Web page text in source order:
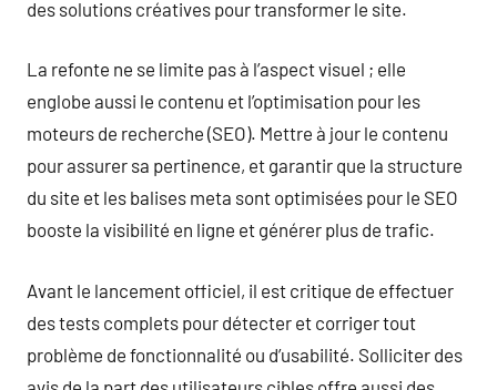
des solutions créatives pour transformer le site.
La refonte ne se limite pas à l’aspect visuel ; elle
englobe aussi le contenu et l’optimisation pour les
moteurs de recherche (SEO). Mettre à jour le contenu
pour assurer sa pertinence, et garantir que la structure
du site et les balises meta sont optimisées pour le SEO
booste la visibilité en ligne et générer plus de trafic.
Avant le lancement officiel, il est critique de effectuer
des tests complets pour détecter et corriger tout
problème de fonctionnalité ou d’usabilité. Solliciter des